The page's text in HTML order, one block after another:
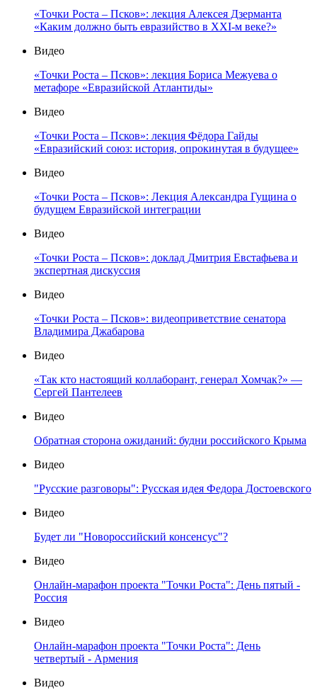
«Точки Роста – Псков»: лекция Алексея Дзерманта
«Каким должно быть евразийство в XXI-м веке?»
Видео
«Точки Роста – Псков»: лекция Бориса Межуева о
метафоре «Евразийской Атлантиды»
Видео
«Точки Роста – Псков»: лекция Фёдора Гайды
«Евразийский союз: история, опрокинутая в будущее»
Видео
«Точки Роста – Псков»: Лекция Александра Гущина о
будущем Евразийской интеграции
Видео
«Точки Роста – Псков»: доклад Дмитрия Евстафьева и
экспертная дискуссия
Видео
«Точки Роста – Псков»: видеоприветствие сенатора
Владимира Джабарова
Видео
«Так кто настоящий коллаборант, генерал Хомчак?» —
Сергей Пантелеев
Видео
Обратная сторона ожиданий: будни российского Крыма
Видео
"Русские разговоры": Русская идея Федора Достоевского
Видео
Будет ли "Новороссийский консенсус"?
Видео
Онлайн-марафон проекта "Точки Роста": День пятый -
Россия
Видео
Онлайн-марафон проекта "Точки Роста": День
четвертый - Армения
Видео